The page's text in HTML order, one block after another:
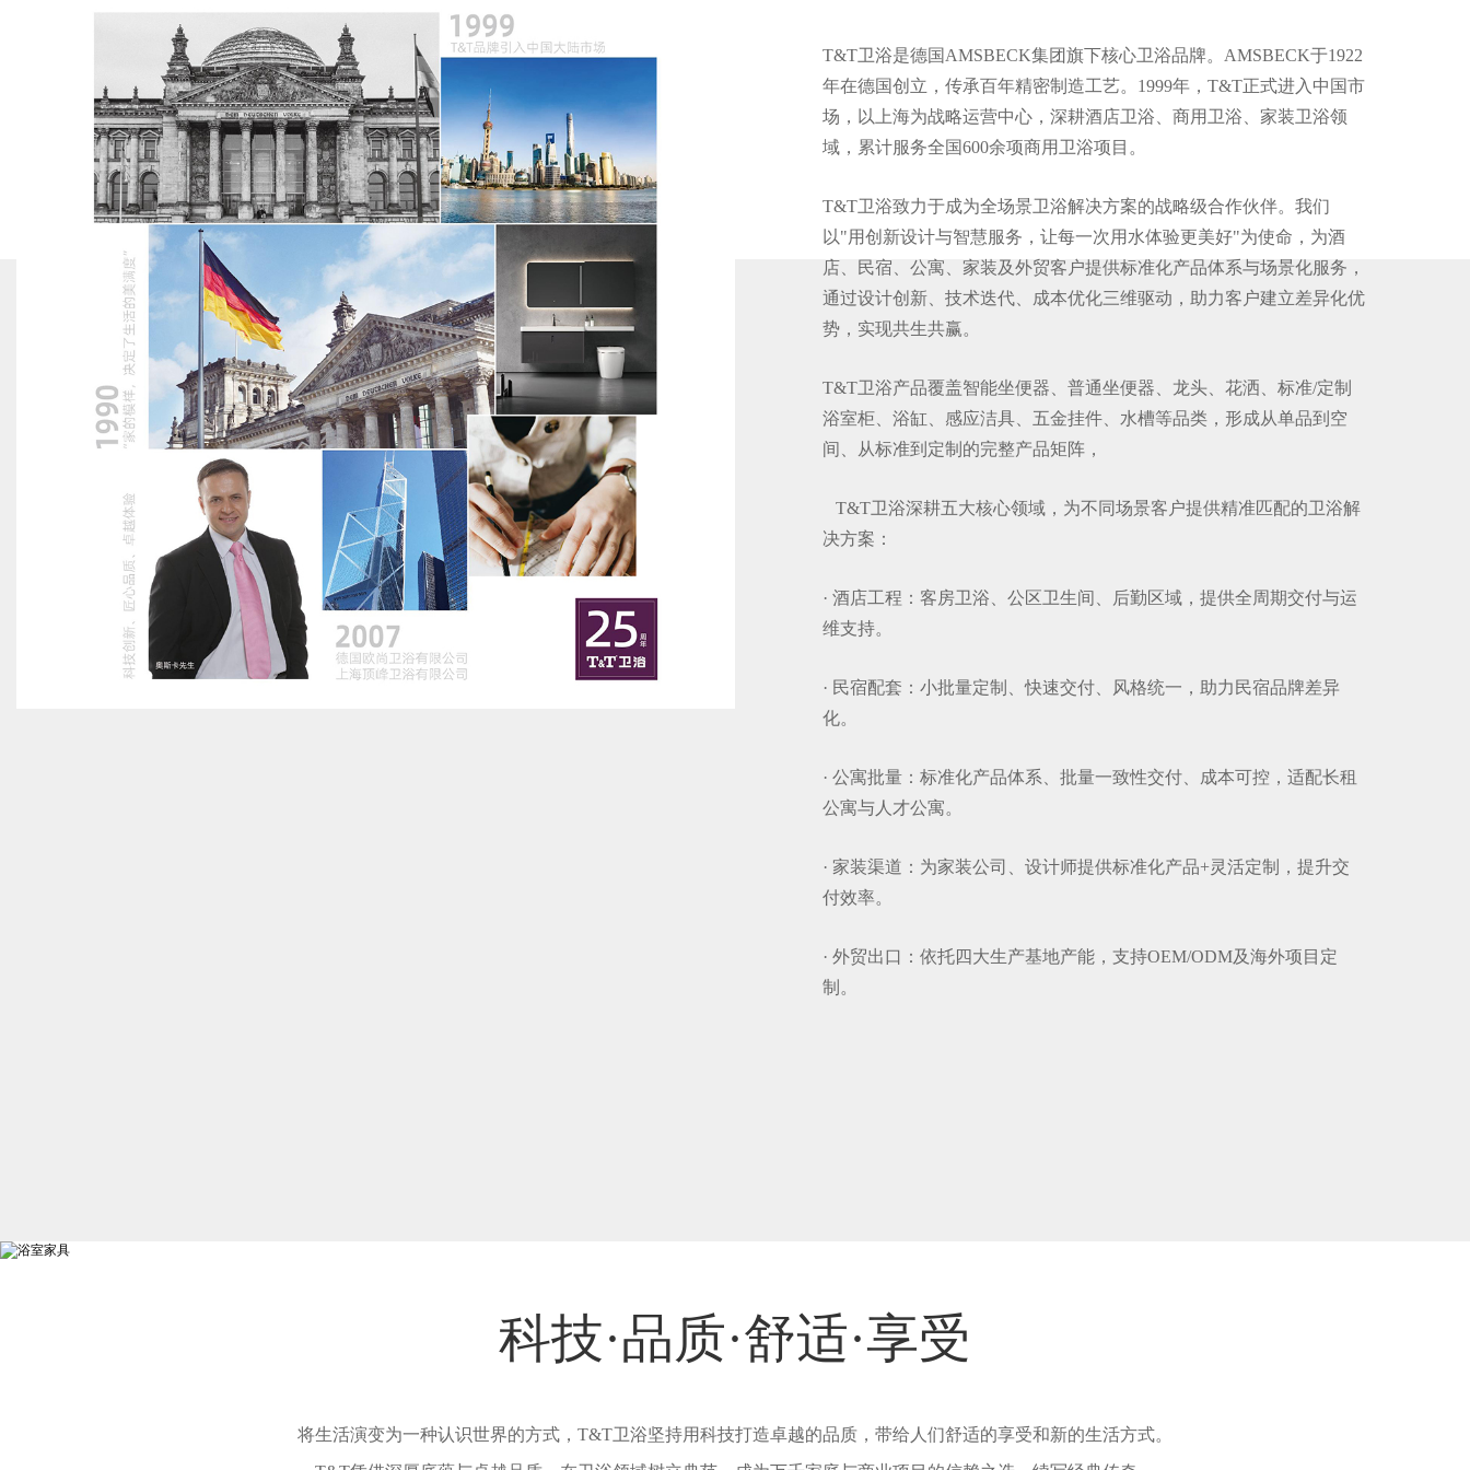
T&T卫浴是德国AMSBECK集团旗下核心卫浴品牌。AMSBECK于1922
年在德国创立，传承百年精密制造工艺。1999年，T&T正式进入中国市
场，以上海为战略运营中心，深耕酒店卫浴、商用卫浴、家装卫浴领
域，累计服务全国600余项商用卫浴项目。
T&T卫浴致力于成为全场景卫浴解决方案的战略级合作伙伴。我们
以"用创新设计与智慧服务，让每一次用水体验更美好"为使命，为酒
店、民宿、公寓、家装及外贸客户提供标准化产品体系与场景化服务，
通过设计创新、技术迭代、成本优化三维驱动，助力客户建立差异化优
势，实现共生共赢。
T&T卫浴产品覆盖智能坐便器、普通坐便器、龙头、花洒、标准/定制
浴室柜、浴缸、感应洁具、五金挂件、水槽等品类，形成从单品到空
间、从标准到定制的完整产品矩阵，
T&T卫浴深耕五大核心领域，为不同场景客户提供精准匹配的卫浴解
决方案：
· 酒店工程：客房卫浴、公区卫生间、后勤区域，提供全周期交付与运
维支持。
· 民宿配套：小批量定制、快速交付、风格统一，助力民宿品牌差异
化。
· 公寓批量：标准化产品体系、批量一致性交付、成本可控，适配长租
公寓与人才公寓。
· 家装渠道：为家装公司、设计师提供标准化产品+灵活定制，提升交
付效率。
· 外贸出口：依托四大生产基地产能，支持OEM/ODM及海外项目定
制。
科技·品质·舒适·享受
将生活演变为一种认识世界的方式，T&T卫浴坚持用科技打造卓越的品质，带给人们舒适的享受和新的生活方式。